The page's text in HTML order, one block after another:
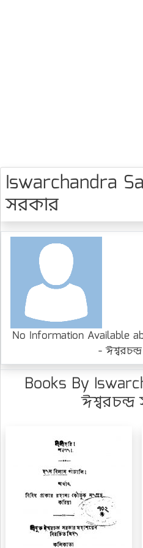
Iswarchandra
সরকার
No Information Available
-
Books By